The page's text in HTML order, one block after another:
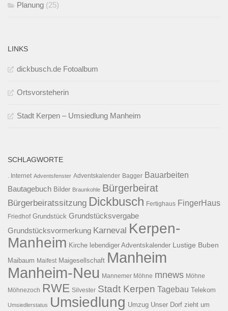
Planung (25)
LINKS
dickbusch.de Fotoalbum
Ortsvorsteherin
Stadt Kerpen – Umsiedlung Manheim
SCHLAGWORTE
. Internet Adventsfenster Adventskalender Bagger Bauarbeiten
Bautagebuch Bilder Braunkohle Bürgerbeirat
Bürgerbeiratssitzung Dickbusch Fertighaus FingerHaus
Friedhof Grundstück Grundstücksvergabe
Grundstücksvormerkung Karneval Kerpen-
Manheim Kirche lebendiger Adventskalender Lustige Buben
Maibaum Maifest Maigesellschaft Manheim
Manheim-Neu Mannemer Möhne mnews Möhne
Möhnezoch RWE Silvester Stadt Kerpen Tagebau Telekom
Umsiedlerstatus Umsiedlung Umzug Unser Dorf zieht um